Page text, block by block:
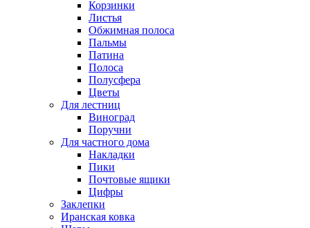
Корзинки
Листья
Обжимная полоса
Пальмы
Патина
Полоса
Полусфера
Цветы
Для лестниц
Виноград
Поручни
Для частного дома
Накладки
Пики
Почтовые ящики
Цифры
Заклепки
Иранская ковка